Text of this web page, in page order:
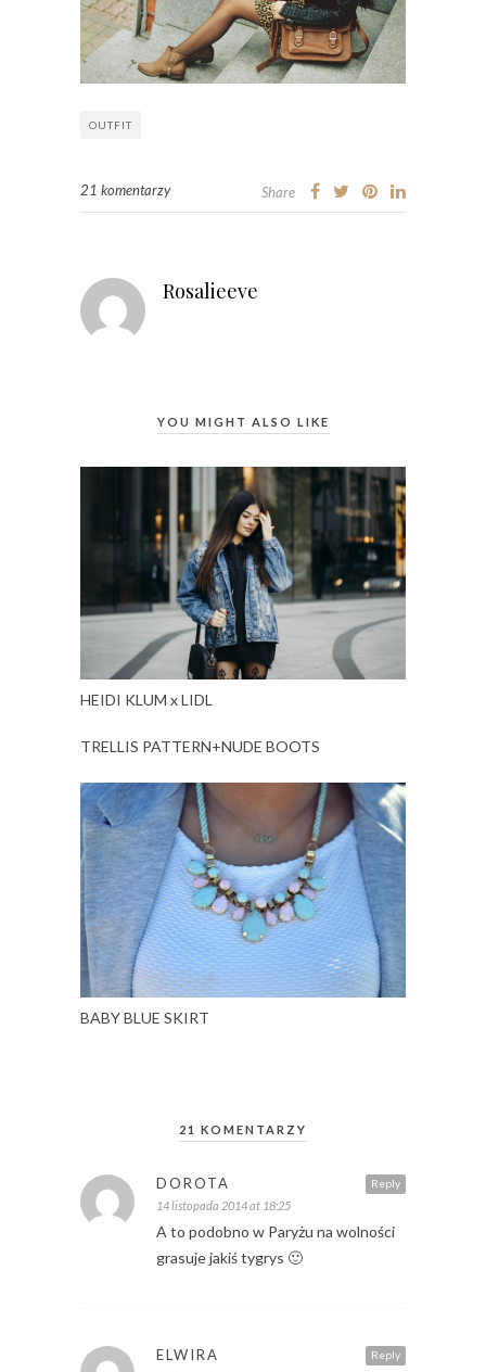
OUTFIT
21 komentarzy Share
Rosalieeve
YOU MIGHT ALSO LIKE
HEIDI KLUM x LIDL
TRELLIS PATTERN+NUDE BOOTS
BABY BLUE SKIRT
21 KOMENTARZY
Reply
DOROTA
14 listopada 2014 at 18:25
A to podobno w Paryżu na wolności
grasuje jakiś tygrys 🙂
Reply
ELWIRA